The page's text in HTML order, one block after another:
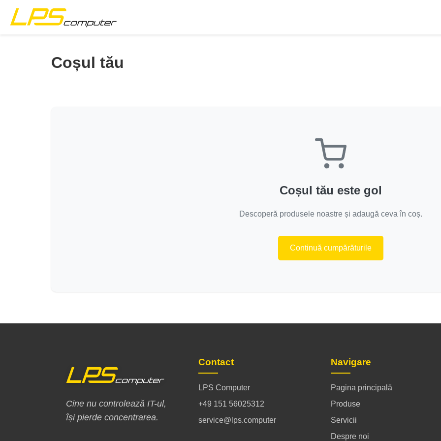
Coșul tău
Coșul tău este gol
Descoperă produsele noastre și adaugă ceva în coș.
Continuă cumpărăturile
Cine nu controlează IT-ul,
își pierde concentrarea.
Contact
LPS Computer
+49 151 56025312
service@lps.computer
Navigare
Pagina principală
Produse
Servicii
Despre noi